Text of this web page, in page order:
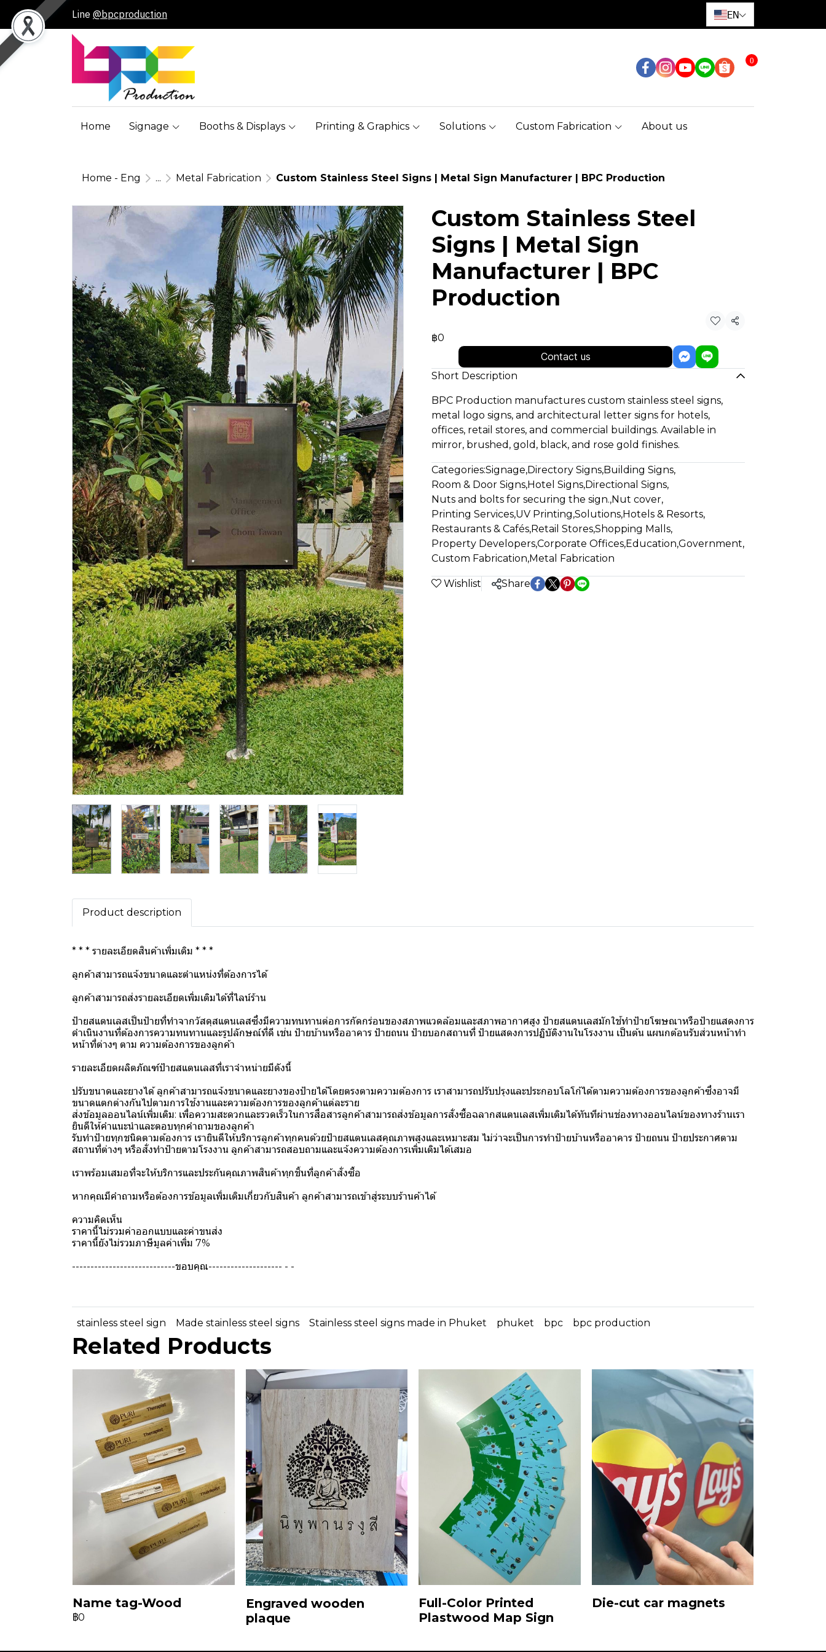
Line @bpcproduction EN
0
Home Signage Booths & Displays Printing & Graphics Solutions Custom Fabrication About us
Home - Eng ... Metal Fabrication Custom Stainless Steel Signs | Metal Sign Manufacturer | BPC Production
Custom Stainless Steel
Signs | Metal Sign
Manufacturer | BPC
Production
Share
฿0
Contact us
Short Description
BPC Production manufactures custom stainless steel signs,
metal logo signs, and architectural letter signs for hotels,
offices, retail stores, and commercial buildings. Available in
mirror, brushed, gold, black, and rose gold finishes.
Categories:Signage,Directory Signs,Building Signs,
Room & Door Signs,Hotel Signs,Directional Signs,
Nuts and bolts for securing the sign.,Nut cover,
Printing Services,UV Printing,Solutions,Hotels & Resorts,
Restaurants & Cafés,Retail Stores,Shopping Malls,
Property Developers,Corporate Offices,Education,Government,
Custom Fabrication,Metal Fabrication
Wishlist Share
Product description
* * * รายละเอียดสินค้าเพิ่มเติม * * *
ลูกค้าสามารถแจ้งขนาดและตำแหน่งที่ต้องการได้
ลูกค้าสามารถส่งรายละเอียดเพิ่มเติมได้ที่ไลน์ร้าน
ป้ายสแตนเลสเป็นป้ายที่ทำจากวัสดุสแตนเลสซึ่งมีความทนทานต่อการกัดกร่อนของสภาพแวดล้อมและสภาพอากาศสูง ป้ายสแตนเลสมักใช้ทำป้ายโฆษณาหรือป้ายแสดงการ
ดำเนินงานที่ต้องการความทนทานและรูปลักษณ์ที่ดี เช่น ป้ายบ้านหรืออาคาร ป้ายถนน ป้ายบอกสถานที่ ป้ายแสดงการปฏิบัติงานในโรงงาน เป็นต้น แผนกต้อนรับส่วนหน้าทำ
หน้าที่ต่างๆ ตาม ความต้องการของลูกค้า
รายละเอียดผลิตภัณฑ์ป้ายสแตนเลสที่เราจำหน่ายมีดังนี้
ปรับขนาดและยางได้ ลูกค้าสามารถแจ้งขนาดและยางของป้ายได้โดยตรงตามความต้องการ เราสามารถปรับปรุงและประกอบโลโก้ได้ตามความต้องการของลูกค้าซึ่งอาจมี
ขนาดแตกต่างกันไปตามการใช้งานและความต้องการของลูกค้าแต่ละราย
ส่งข้อมูลออนไลน์เพิ่มเติม: เพื่อความสะดวกและรวดเร็วในการสื่อสารลูกค้าสามารถส่งข้อมูลการสั่งซื้อฉลากสแตนเลสเพิ่มเติมได้ทันทีผ่านช่องทางออนไลน์ของทางร้านเรา
ยินดีให้คำแนะนำและตอบทุกคำถามของลูกค้า
รับทำป้ายทุกชนิดตามต้องการ เรายินดีให้บริการลูกค้าทุกคนด้วยป้ายสแตนเลสคุณภาพสูงและเหมาะสม ไม่ว่าจะเป็นการทำป้ายบ้านหรืออาคาร ป้ายถนน ป้ายประกาศตาม
สถานที่ต่างๆ หรือสั่งทำป้ายตามโรงงาน ลูกค้าสามารถสอบถามและแจ้งความต้องการเพิ่มเติมได้เสมอ
เราพร้อมเสมอที่จะให้บริการและประกันคุณภาพสินค้าทุกชิ้นที่ลูกค้าสั่งซื้อ
หากคุณมีคำถามหรือต้องการข้อมูลเพิ่มเติมเกี่ยวกับสินค้า ลูกค้าสามารถเข้าสู่ระบบร้านค้าได้
ความคิดเห็น
ราคานี้ไม่รวมค่าออกแบบและค่าขนส่ง
ราคานี้ยังไม่รวมภาษีมูลค่าเพิ่ม 7%
----------------------------ขอบคุณ-------------------- - -
stainless steel sign Made stainless steel signs Stainless steel signs made in Phuket phuket bpc bpc production
Related Products
Name tag-Wood
฿0
Engraved wooden
plaque
Full-Color Printed
Plastwood Map Sign
Die-cut car magnets